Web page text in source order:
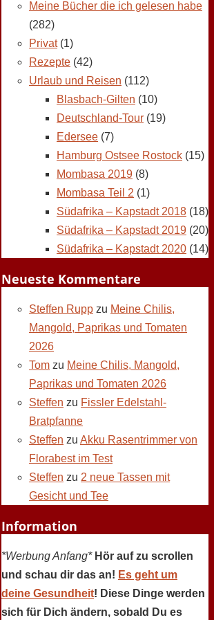
Meine Bücher die ich gelesen habe
(282)
Privat(1)
Rezepte (42)
Urlaub und Reisen (112)
Blasbach-Gilten (10)
Deutschland-Tour (19)
Edersee (7)
Hamburg Ostsee Rostock (15)
Mombasa 2019 (8)
Mombasa Teil 2 (1)
Südafrika – Kapstadt 2018 (18)
Südafrika – Kapstadt 2019 (20)
Südafrika – Kapstadt 2020 (14)
Neueste Kommentare
Steffen Rupp zu Meine Chilis,
Mangold, Paprikas und Tomaten
2026
Tom zu Meine Chilis, Mangold,
Paprikas und Tomaten 2026
Steffen zu Fissler Edelstahl-
Bratpfanne
Steffen zu Akku Rasentrimmer von
Florabest im Test
Steffen zu 2 neue Tassen mit
Gesicht und Tee
Information
*Werbung Anfang* Hör auf zu scrollen
und schau dir das an! Es geht um
deine Gesundheit! Diese Dinge werden
sich für Dich ändern, sobald Du es